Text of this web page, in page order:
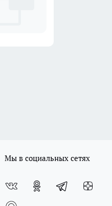
Мы в социальных сетях